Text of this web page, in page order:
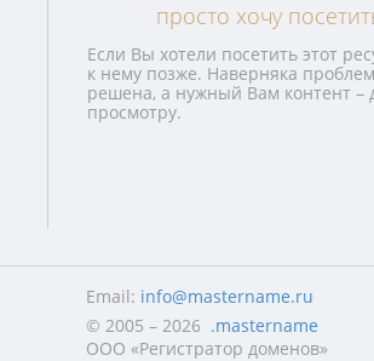
просто хочу
Если Вы хотели посетить этот
к нему позже. Наверняка
решена, а нужный Вам контент –
просмотру.
Email: info@mastername.ru
© 2005 – 2026 .mastername
ООО «Регистратор доменов»